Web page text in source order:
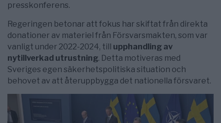
presskonferens.
Regeringen betonar att fokus har skiftat från direkta
donationer av materiel från Försvarsmakten, som var
vanligt under 2022-2024, till upphandling av
nytillverkad utrustning. Detta motiveras med
Sveriges egen säkerhetspolitiska situation och
behovet av att återuppbygga det nationella försvaret.